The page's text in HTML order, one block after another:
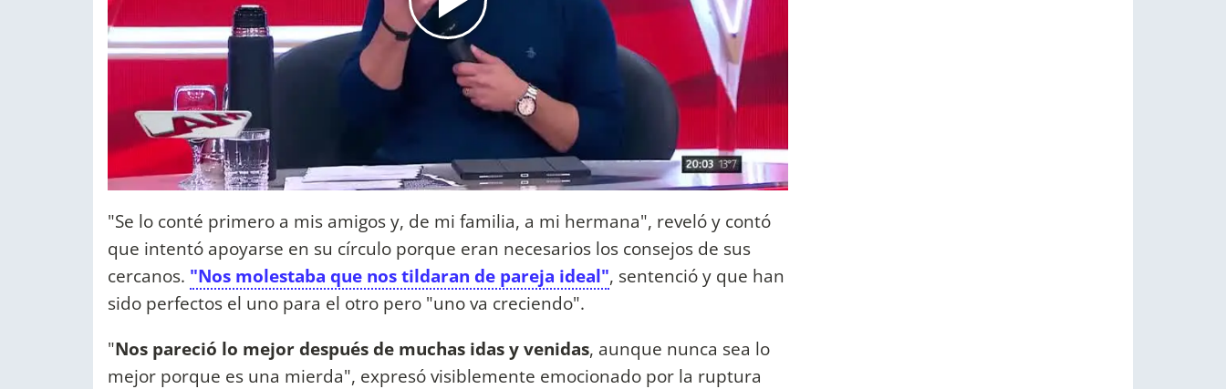
"Se lo conté primero a mis amigos y, de mi familia, a mi hermana", reveló y contó
que intentó apoyarse en su círculo porque eran necesarios los consejos de sus
cercanos. "Nos molestaba que nos tildaran de pareja ideal", sentenció y que han
sido perfectos el uno para el otro pero "uno va creciendo".
"Nos pareció lo mejor después de muchas idas y venidas, aunque nunca sea lo
mejor porque es una mierda", expresó visiblemente emocionado por la ruptura